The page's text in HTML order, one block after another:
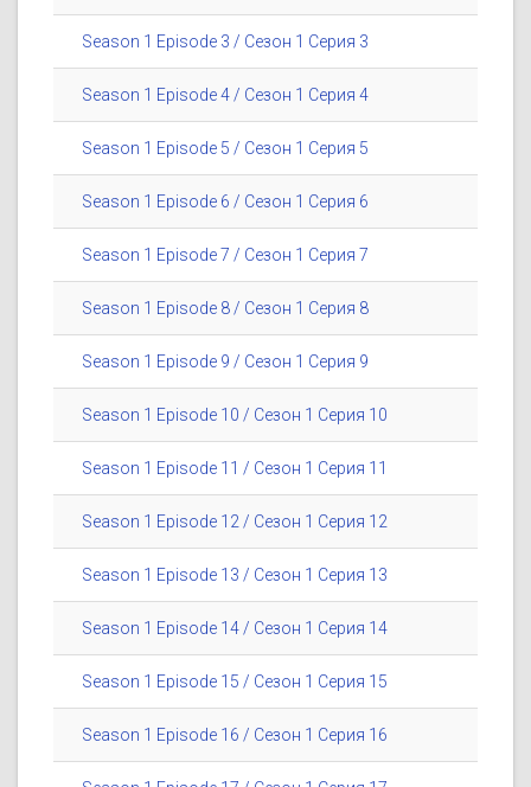
Season 1 Episode 3 / Сезон 1 Серия 3
Season 1 Episode 4 / Сезон 1 Серия 4
Season 1 Episode 5 / Сезон 1 Серия 5
Season 1 Episode 6 / Сезон 1 Серия 6
Season 1 Episode 7 / Сезон 1 Серия 7
Season 1 Episode 8 / Сезон 1 Серия 8
Season 1 Episode 9 / Сезон 1 Серия 9
Season 1 Episode 10 / Сезон 1 Серия 10
Season 1 Episode 11 / Сезон 1 Серия 11
Season 1 Episode 12 / Сезон 1 Серия 12
Season 1 Episode 13 / Сезон 1 Серия 13
Season 1 Episode 14 / Сезон 1 Серия 14
Season 1 Episode 15 / Сезон 1 Серия 15
Season 1 Episode 16 / Сезон 1 Серия 16